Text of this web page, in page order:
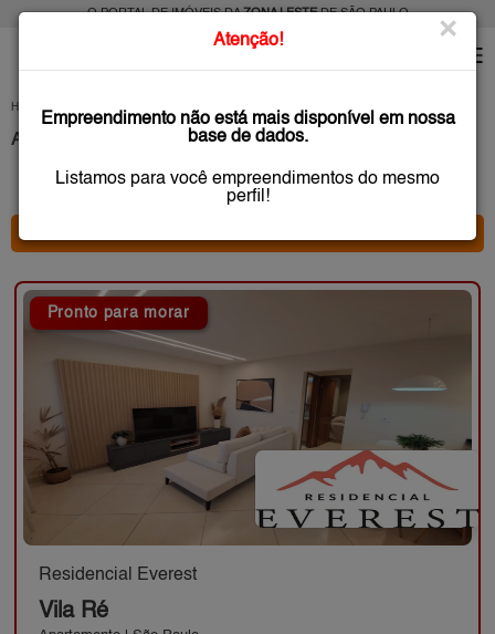
O PORTAL DE IMÓVEIS DAZONA LESTEDE SÃO PAULO
HOME
Apartamentos na Planta e Novos Zona Leste de São Paulo
48 anúncio(s) encontrado(s)
Pronto para morar
Residencial Everest
Vila Ré
Atenção! ×
Empreendimento não está mais disponível em nossa
base de dados.
Listamos para você empreendimentos do mesmo
perfil!